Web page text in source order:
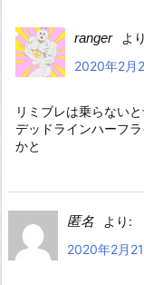
ranger
よ
2020年2月
リミブレは乗らない
デッドラインハーフ
かと
匿名
より:
2020年2月